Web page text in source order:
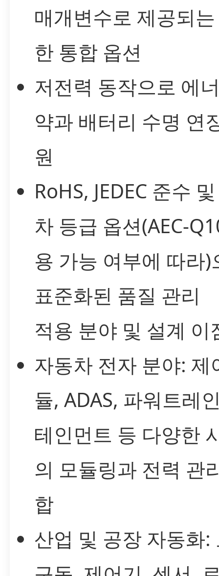
매개변수로 제공되
한 통합 옵션
저전력 동작으로 에
약과 배터리 수명 연
원
RoHS, JEDEC 준수
차 등급 옵션(AEC-
용 가능 여부에 따라)
표준화된 품질 관리
적용 분야 및 설계 이
자동차 전자 분야: 제
듈, ADAS, 파워트레
테인먼트 등 다양한
의 모듈링과 전력 관
합
산업 및 공장 자동화: